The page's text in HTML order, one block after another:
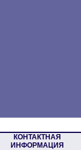
КОНТАКТНАЯ
ИНФОРМАЦИЯ